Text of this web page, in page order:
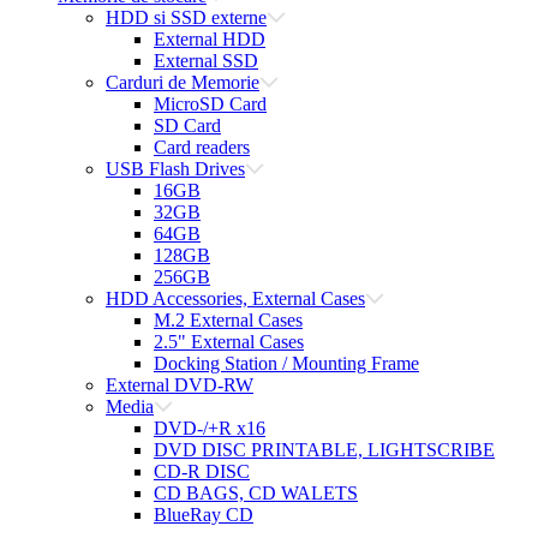
HDD si SSD externe
External HDD
External SSD
Carduri de Memorie
MicroSD Card
SD Card
Card readers
USB Flash Drives
16GB
32GB
64GB
128GB
256GB
HDD Accessories, External Cases
M.2 External Cases
2.5" External Cases
Docking Station / Mounting Frame
External DVD-RW
Media
DVD-/+R x16
DVD DISC PRINTABLE, LIGHTSCRIBE
CD-R DISC
CD BAGS, CD WALETS
BlueRay CD